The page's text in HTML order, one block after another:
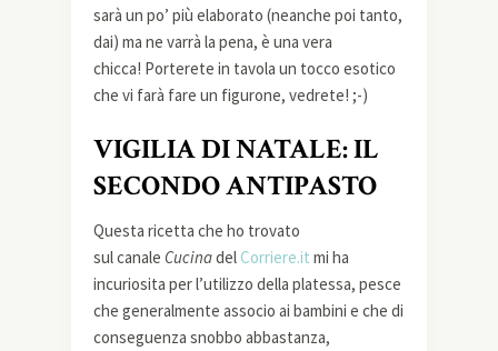
sarà un po’ più elaborato (neanche poi tanto,
dai) ma ne varrà la pena, è una vera
chicca! Porterete in tavola un tocco esotico
che vi farà fare un figurone, vedrete! ;-)
VIGILIA DI NATALE: IL
SECONDO ANTIPASTO
Questa ricetta che ho trovato
sul canale Cucinadel Corriere.it mi ha
incuriosita per l’utilizzo della platessa, pesce
che generalmente associo ai bambini e che di
conseguenza snobbo abbastanza,